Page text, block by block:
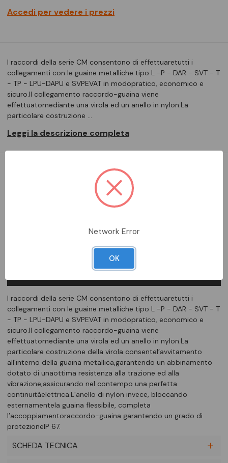
Accedi per vedere i prezzi
I raccordi della serie CM consentono di effettuaretutti i
collegamenti con le guaine metalliche tipo L -P - DAR - SVT - T
- TP - LPU-DAPU e SVPEVAT in modopratico, economico e
sicuro.Il collegamento raccordo-guaina viene
effettuatomediante una virola ed un anello in nylon.La
particolare costruzione …
Leggi la descrizione completa
Aggiungi alla comparazione
I raccordi della serie CM consentono di effettuaretutti i
collegamenti con le guaine metalliche tipo L -P - DAR - SVT - T
- TP - LPU-DAPU e SVPEVAT in modopratico, economico e
sicuro.Il collegamento raccordo-guaina viene
effettuatomediante una virola ed un anello in nylon.La
particolare costruzione della virola consentel’avvitamento
all’interno della guaina metallica,garantendo un abbinamento
dotato di unaottima resistenza alla trazione ed alla
vibrazione,assicurando nel contempo una perfetta
continuitàelettrica.L’anello di nylon invece, bloccando
esternamentela guaina flessibile, completa
l’accoppiamentoraccordo-guaina garantendo un grado di
protezioneIP 67.
SCHEDA TECNICA
Network Error
OK